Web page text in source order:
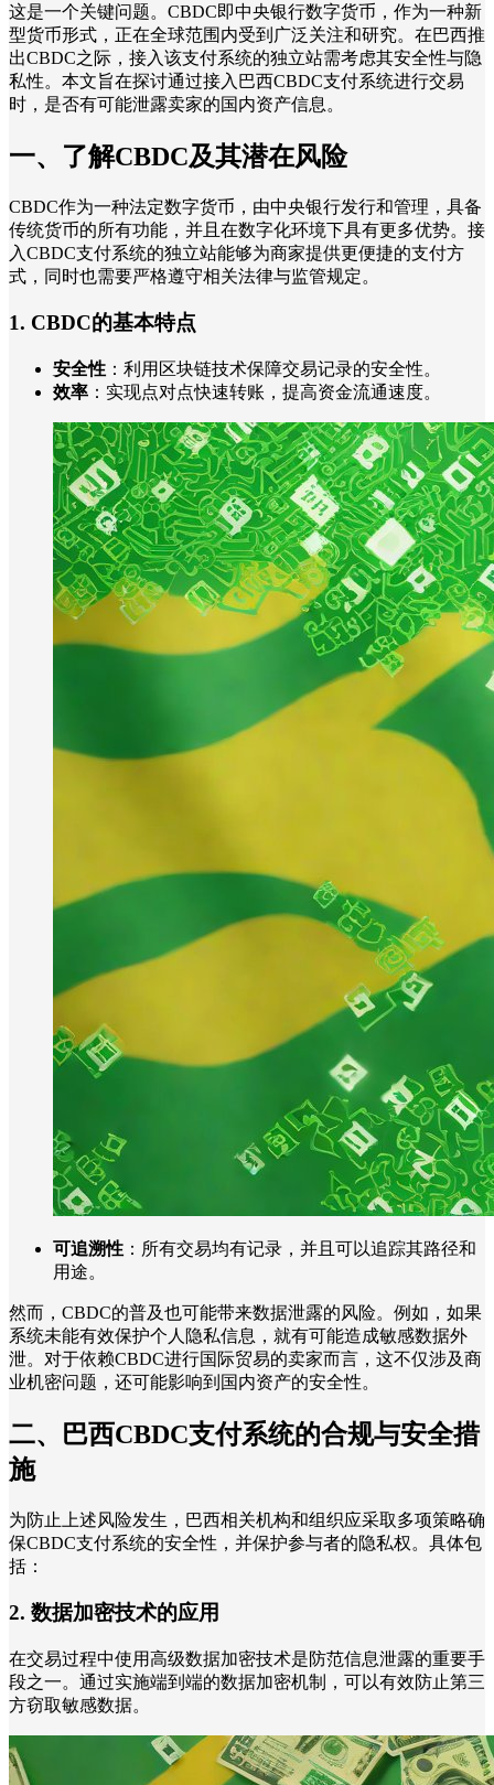
这是一个关键问题。CBDC即中央银行数字货币，作为一种新
型货币形式，正在全球范围内受到广泛关注和研究。在巴西推
出CBDC之际，接入该支付系统的独立站需考虑其安全性与隐
私性。本文旨在探讨通过接入巴西CBDC支付系统进行交易
时，是否有可能泄露卖家的国内资产信息。
一、了解CBDC及其潜在风险
CBDC作为一种法定数字货币，由中央银行发行和管理，具备
传统货币的所有功能，并且在数字化环境下具有更多优势。接
入CBDC支付系统的独立站能够为商家提供更便捷的支付方
式，同时也需要严格遵守相关法律与监管规定。
1. CBDC的基本特点
安全性 ：利用区块链技术保障交易记录的安全性。
效率 ：实现点对点快速转账，提高资金流通速度。
可追溯性 ：所有交易均有记录，并且可以追踪其路径和
用途。
然而，CBDC的普及也可能带来数据泄露的风险。例如，如果
系统未能有效保护个人隐私信息，就有可能造成敏感数据外
泄。对于依赖CBDC进行国际贸易的卖家而言，这不仅涉及商
业机密问题，还可能影响到国内资产的安全性。
二、巴西CBDC支付系统的合规与安全措
施
为防止上述风险发生，巴西相关机构和组织应采取多项策略确
保CBDC支付系统的安全性，并保护参与者的隐私权。具体包
括：
2. 数据加密技术的应用
在交易过程中使用高级数据加密技术是防范信息泄露的重要手
段之一。通过实施端到端的数据加密机制，可以有效防止第三
方窃取敏感数据。